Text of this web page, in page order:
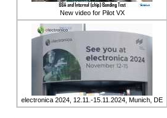
New video for Pilot VX
electronica 2024, 12.11.-15.11.2024, Munich, DE